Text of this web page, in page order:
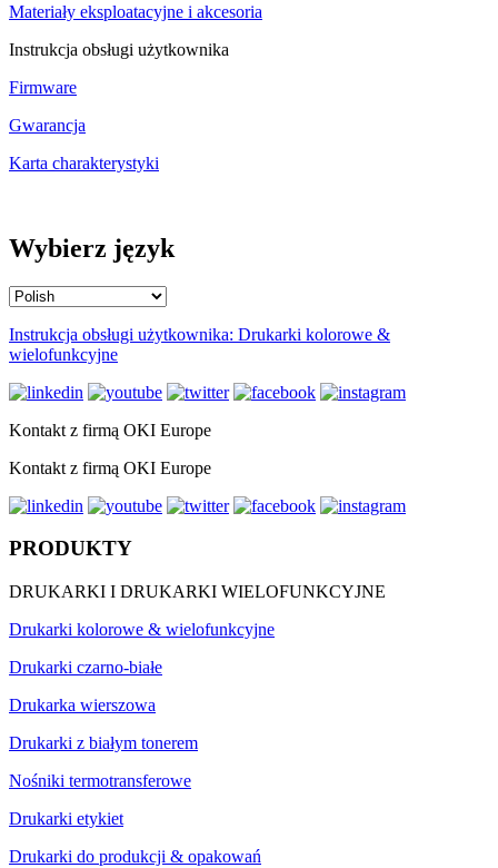
Materiały eksploatacyjne i akcesoria
Instrukcja obsługi użytkownika
Firmware
Gwarancja
Karta charakterystyki
Wybierz język
Instrukcja obsługi użytkownika: Drukarki kolorowe &
wielofunkcyjne
Kontakt z firmą OKI Europe
Kontakt z firmą OKI Europe
PRODUKTY
DRUKARKI I DRUKARKI WIELOFUNKCYJNE
Drukarki kolorowe & wielofunkcyjne
Drukarki czarno-białe
Drukarka wierszowa
Drukarki z białym tonerem
Nośniki termotransferowe
Drukarki etykiet
Drukarki do produkcji & opakowań